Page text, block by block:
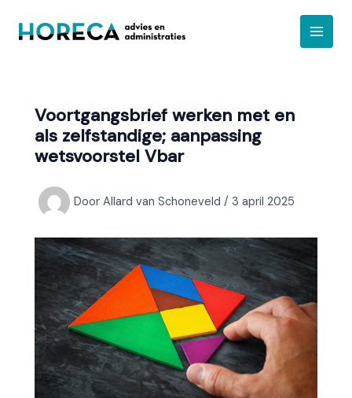
naar
Voortgangsbrief werken met en
als zelfstandige; aanpassing
wetsvoorstel Vbar
Door Allard van Schoneveld / 3 april 2025